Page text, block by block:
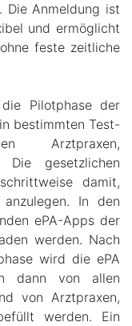
Die Anmeldung ist
und ermöglicht
feste zeitliche
Pilotphase der
bestimmten Test-
Arztpraxen,
Die gesetzlichen
damit,
In den
ePA-Apps der
werden. Nach
wird die ePA
dann von allen
von Arztpraxen,
werden. Ein